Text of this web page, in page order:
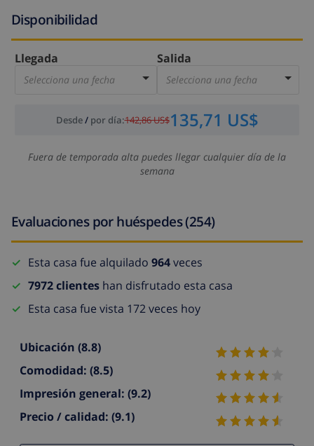
Disponibilidad
Llegada
Selecciona una fecha
Salida
Selecciona una fecha
Desde/ por día:142,86 US$135,71 US$
Fuera de temporada alta puedes llegar cualquier día de la
semana
Evaluaciones por huéspedes (254)
Esta casa fue alquilado 964veces
7972 clientes han disfrutado esta casa
Esta casa fue vista 172 veces hoy
Ubicación (8.8)
Comodidad: (8.5)
Impresión general: (9.2)
Precio / calidad: (9.1)